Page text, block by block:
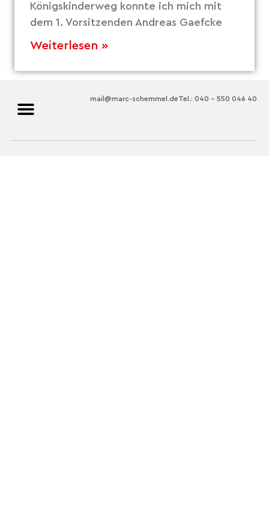
Königskinderweg konnte ich mich mit
dem 1. Vorsitzenden Andreas Gaefcke
Weiterlesen »
Tel.: 040 – 550 046 40
mail@marc-schemmel.de